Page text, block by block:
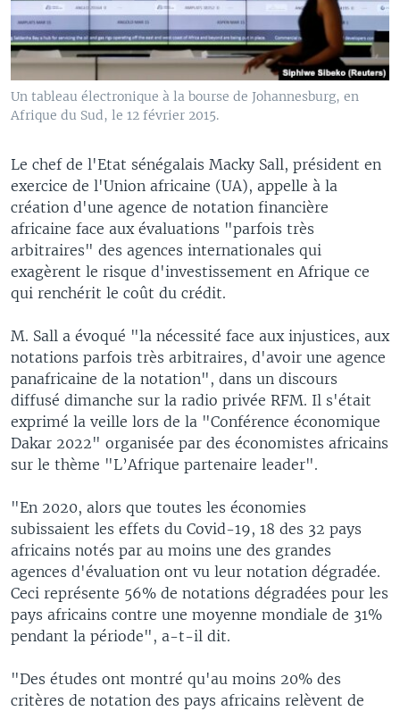
Un tableau électronique à la bourse de Johannesburg, en
Afrique du Sud, le 12 février 2015.
Le chef de l'Etat sénégalais Macky Sall, président en
exercice de l'Union africaine (UA), appelle à la
création d'une agence de notation financière
africaine face aux évaluations "parfois très
arbitraires" des agences internationales qui
exagèrent le risque d'investissement en Afrique ce
qui renchérit le coût du crédit.
M. Sall a évoqué "la nécessité face aux injustices, aux
notations parfois très arbitraires, d'avoir une agence
panafricaine de la notation", dans un discours
diffusé dimanche sur la radio privée RFM. Il s'était
exprimé la veille lors de la "Conférence économique
Dakar 2022" organisée par des économistes africains
sur le thème "L’Afrique partenaire leader".
"En 2020, alors que toutes les économies
subissaient les effets du Covid-19, 18 des 32 pays
africains notés par au moins une des grandes
agences d'évaluation ont vu leur notation dégradée.
Ceci représente 56% de notations dégradées pour les
pays africains contre une moyenne mondiale de 31%
pendant la période", a-t-il dit.
"Des études ont montré qu'au moins 20% des
critères de notation des pays africains relèvent de